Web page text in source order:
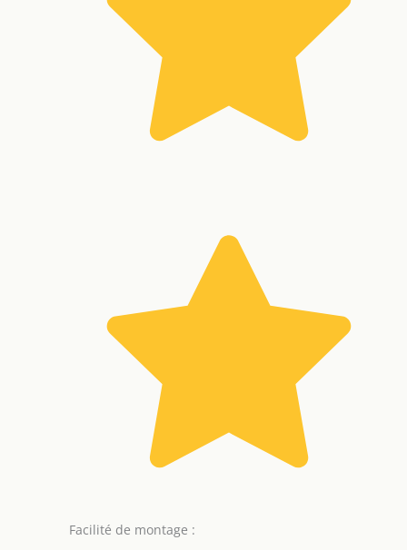
Facilité de montage :